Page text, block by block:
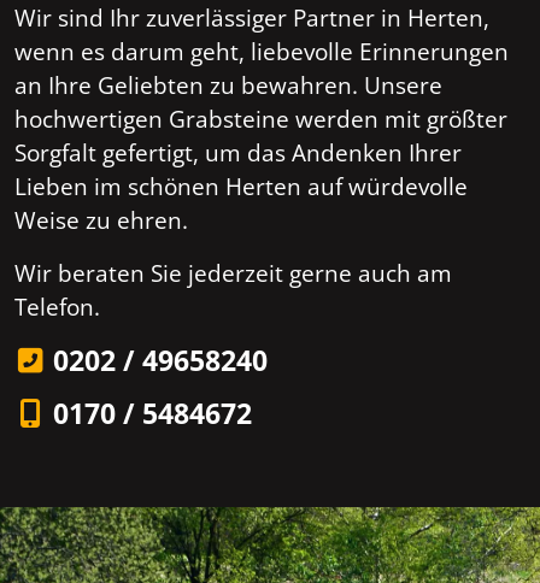
Wir sind Ihr zuverlässiger Partner in Herten,
wenn es darum geht, liebevolle Erinnerungen
an Ihre Geliebten zu bewahren. Unsere
hochwertigen Grabsteine werden mit größter
Sorgfalt gefertigt, um das Andenken Ihrer
Lieben im schönen Herten auf würdevolle
Weise zu ehren.
Wir beraten Sie jederzeit gerne auch am
Telefon.
0202 / 49658240
0170 / 5484672